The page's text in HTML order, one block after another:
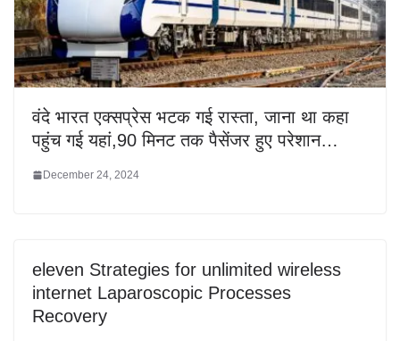
वंदे भारत एक्सप्रेस भटक गई रास्ता, जाना था कहा
पहुंच गई यहां,90 मिनट तक पैसेंजर हुए परेशान…
December 24, 2024
eleven Strategies for unlimited wireless
internet Laparoscopic Processes
Recovery